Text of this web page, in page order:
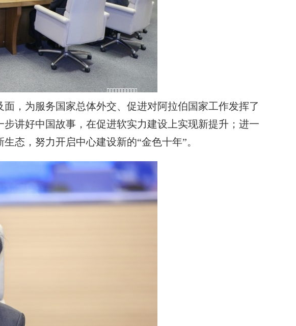
，为服务国家总体外交、促进对阿拉伯国家工作发挥了
讲好中国故事，在促进软实力建设上实现新提升；进一
态，努力开启中心建设新的“金色十年”。